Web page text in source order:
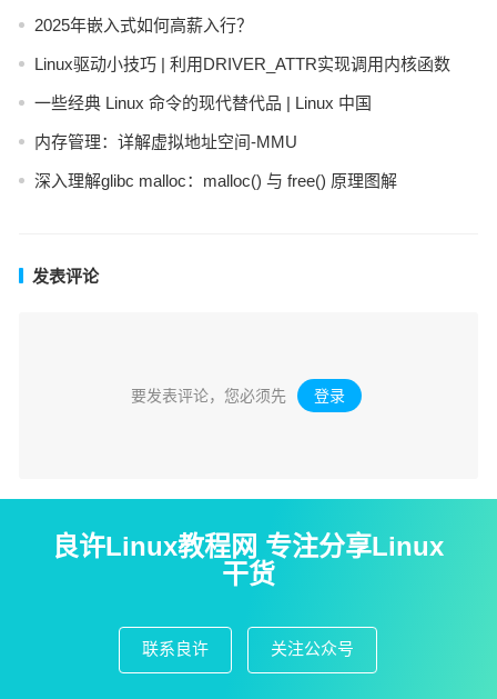
2025年嵌入式如何高薪入行？
Linux驱动小技巧 | 利用DRIVER_ATTR实现调用内核函数
一些经典 Linux 命令的现代替代品 | Linux 中国
内存管理：详解虚拟地址空间-MMU
深入理解glibc malloc：malloc() 与 free() 原理图解
发表评论
要发表评论，您必须先 登录 。
良许Linux教程网 专注分享Linux
干货
联系良许 关注公众号